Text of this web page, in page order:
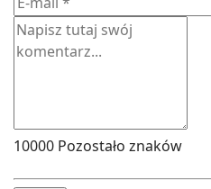
10000 Pozostało znaków